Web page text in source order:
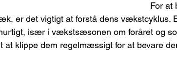
For at
er det vigtigt at forstå dens vækstcyklus.
især i vækstsæsonen om foråret og
at klippe dem regelmæssigt for at bevare